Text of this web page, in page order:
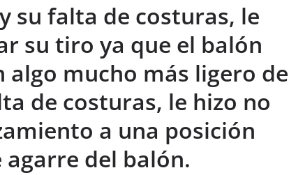
su falta de costuras, le
su tiro ya que el balón
mucho más ligero de
de costuras, le hizo no
a una posición
del balón.